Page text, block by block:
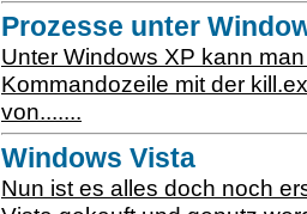
Prozesse unter
Unter Windows XP kann
Kommandozeile mit der
von.......
Windows Vista
Nun ist es alles doch noch